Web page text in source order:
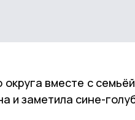
вместе с
и заметила сине-